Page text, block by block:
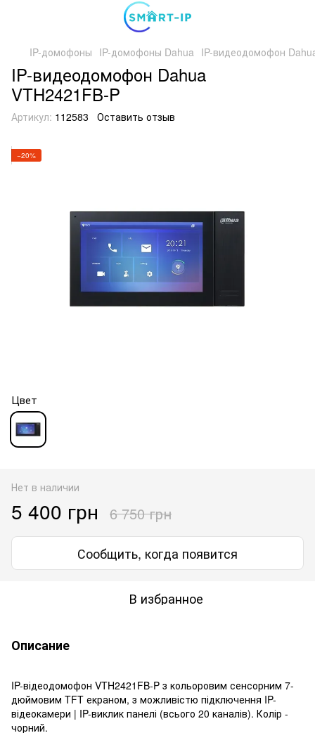
IP-домофоны IP-домофоны Dahua IP-видеодомофон
IP-видеодомофон Dahua
VTH2421FB-P
Артикул: 112583 Оставить отзыв
−20%
Цвет
Нет в наличии
5 400 грн 6 750 грн
Сообщить, когда появится
В избранное
Описание
IP-відеодомофон VTH2421FB-P з кольоровим сенсорним 7-
дюймовим TFT екраном, з можливістю підключення IP-
відеокамери | IP-виклик панелі (всього 20 каналів). Колір -
чорний.